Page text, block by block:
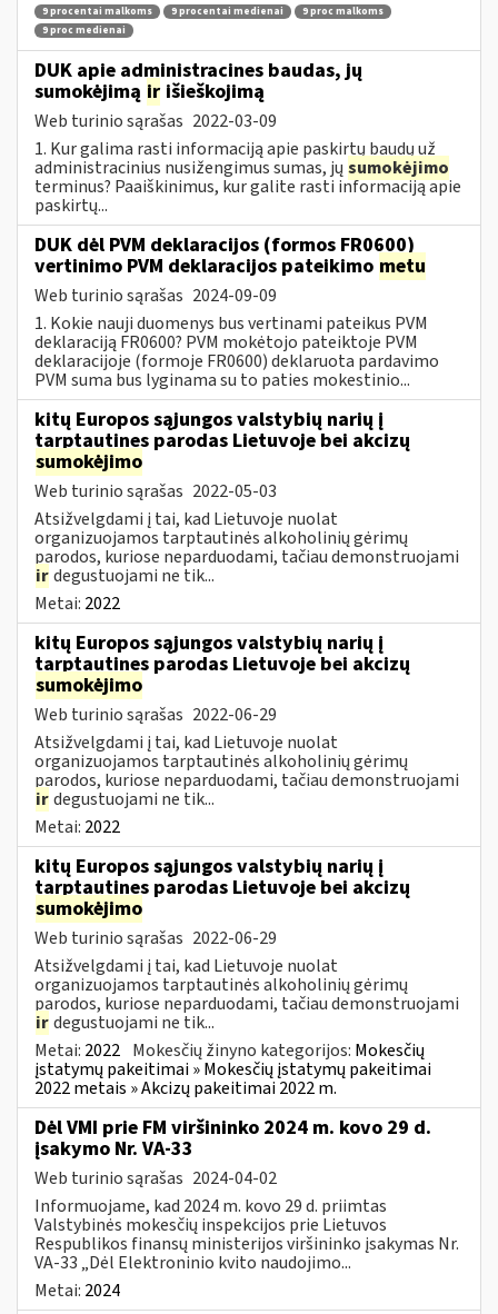
9 procentai malkoms 9 procentai medienai
9 proc malkoms
9 proc medienai
DUK apie administracines baudas, jų
sumokėjimą ir išieškojimą
Web turinio sąrašas 2022-03-09
1. Kur galima rasti informaciją apie paskirtų baudų už
administracinius nusižengimus sumas, jų sumokėjimo
terminus? Paaiškinimus, kur galite rasti informaciją apie
paskirtų...
DUK dėl PVM deklaracijos (formos FR0600)
vertinimo PVM deklaracijos pateikimo metu
Web turinio sąrašas 2024-09-09
1. Kokie nauji duomenys bus vertinami pateikus PVM
deklaraciją FR0600? PVM mokėtojo pateiktoje PVM
deklaracijoje (formoje FR0600) deklaruota pardavimo
PVM suma bus lyginama su to paties mokestinio...
kitų Europos sąjungos valstybių narių į
tarptautines parodas Lietuvoje bei akcizų
sumokėjimo
Web turinio sąrašas 2022-05-03
Atsižvelgdami į tai, kad Lietuvoje nuolat
organizuojamos tarptautinės alkoholinių gėrimų
parodos, kuriose neparduodami, tačiau demonstruojami
irdegustuojami ne tik...
Metai: 2022
kitų Europos sąjungos valstybių narių į
tarptautines parodas Lietuvoje bei akcizų
sumokėjimo
Web turinio sąrašas 2022-06-29
Atsižvelgdami į tai, kad Lietuvoje nuolat
organizuojamos tarptautinės alkoholinių gėrimų
parodos, kuriose neparduodami, tačiau demonstruojami
irdegustuojami ne tik...
Metai: 2022
kitų Europos sąjungos valstybių narių į
tarptautines parodas Lietuvoje bei akcizų
sumokėjimo
Web turinio sąrašas 2022-06-29
Atsižvelgdami į tai, kad Lietuvoje nuolat
organizuojamos tarptautinės alkoholinių gėrimų
parodos, kuriose neparduodami, tačiau demonstruojami
irdegustuojami ne tik...
Metai: 2022 Mokesčių žinyno kategorijos: Mokesčių
įstatymų pakeitimai » Mokesčių įstatymų pakeitimai
2022 metais » Akcizų pakeitimai 2022 m.
Dėl VMI prie FM viršininko 2024 m. kovo 29 d.
įsakymo Nr. VA-33
Web turinio sąrašas 2024-04-02
Informuojame, kad 2024 m. kovo 29 d. priimtas
Valstybinės mokesčių inspekcijos prie Lietuvos
Respublikos finansų ministerijos viršininko įsakymas Nr.
VA-33 „Dėl Elektroninio kvito naudojimo...
Metai: 2024